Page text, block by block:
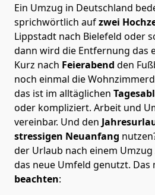
Ein Umzug in Deutschland
sprichwörtlich aufzwei
Lippstadt nach Bielefeld oder
dann wird die Entfernung das
Kurz nach Feierabend den
noch einmal die
das ist im alltäglichen
oder kompliziert. Arbeit und
vereinbar. Und den
stressigen Neuanfang
der Urlaub nach einem
das neue Umfeld genutzt. Das
beachten: